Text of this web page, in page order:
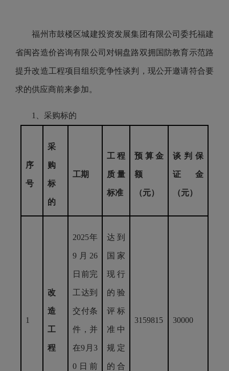
福州市鼓楼区城建投资发展集团有限公司委托福建
省闽咨造价咨询有限公司对铜盘路双拥国防教育示范路
提升改造工程项目组织竞争性谈判，现公开邀请符合要
求的供应商前来参加。
1、采购标的
序
号
采
购
标
的
工期
工程
质量
标准
预算金
额
（元）
谈判 保
证金
（元）
1
改
造
工
程
2025年
9月26
日前完
工达到
交付条
件，并
在9月3
0日前
达到
国家
现行
的验
评标
准中
规定
的合
3159815 30000